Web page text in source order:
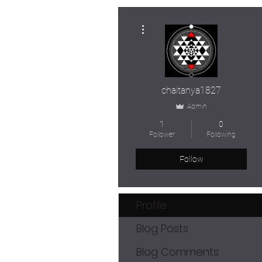
chaitanya1827
Admin
1
Follower
0
Following
Follow
Profile
Blog Posts
Blog Comments